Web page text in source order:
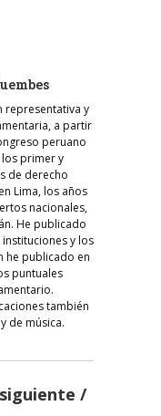
representativa y
a partir
peruano
primer y
de derecho
Lima, los años
nacionales,
He publicado
y los
he publicado en
puntuales
también
de música.
siguiente